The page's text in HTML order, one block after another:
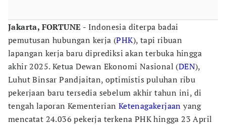
Jakarta, FORTUNE - Indonesia diterpa badai
pemutusan hubungan kerja (PHK), tapi ribuan
lapangan kerja baru diprediksi akan terbuka hingga
akhir 2025. Ketua Dewan Ekonomi Nasional (DEN),
Luhut Binsar Pandjaitan, optimistis puluhan ribu
pekerjaan baru tersedia sebelum akhir tahun ini, di
tengah laporan Kementerian Ketenagakerjaan yang
mencatat 24.036 pekerja terkena PHK hingga 23 April